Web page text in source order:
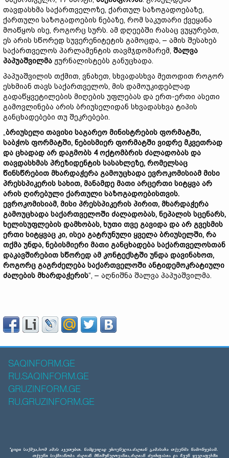
თავდასხმა საქართველოზე, ქართულ საზოგადოებაზე,
ქართული საზოგადოების ნებაზე, რომ საკუთარი ქვეყანა
მოაწყოს ისე, როგორც სურს. ამ დღეებში რასაც ვუყურებთ,
ეს არის სწორედ სუვერენიტეტის გამოცდა, – ამის შესახებ
საქართველოს პარლამენტის თავმჯდომარემ, შალვა
პაპუაშვილმა ჟურნალისტებს განუცხადა.
პაპუაშვილის თქმით, ვნახეთ, სხვადასხვა მეთოდით როგორ
ესხმიან თავს საქართველოს, მის დამოუკიდებლად
გადაწყვეტილების მიღების უფლებას და ერთ-ერთი ასეთი
გამოვლინება არის ბრიუსელიდან სხვადასხვა ტიპის
განცხადებები თუ შეკრებები.
„ბრიუსელი თავისი საგარეო მინისტრების ფორმატში,
საბჭოს ფორმატში, ნებისმიერ ფორმატში ვიდრე მკვეთრად
და ცხადად არ დაგმობს 4 ოქტომბრის ძალადობას და
თავდასხმას პრეზიდენტის სასახლეზე, რომელსაც
წინსწრებით მხარდაჭერა გამოუცხადა ევროკომისიამ მისი
პრესსპიკერის სახით, მანამდე მათი არცერთი სიტყვა არ
არის ღირებული ქართული საზოგადოებისთვის.
ევროკომისიამ, მისი პრესსპიკერის პირით, მხარდაჭერა
გამოუცხადა საქართველოში ძალადობას, ნეპალის სცენარს,
ხელისუფლების დამხობას, ხუთი თვე გავიდა და არ გვესმის
ერთი სიტყვაც კი, ისეა გატრუნული ყველა ბრიუსელში, რა
თქმა უნდა, ნებისმიერი მათი განცხადება საქართველოსთან
დაკავშირებით სწორედ ამ კონტექსტში უნდა დავინახოთ,
როგორც გაგრძელება საქართველოში ანტიდემოკრატიული
ძალების მხარდაჭერის“, – აღნიშნა შალვა პაპუაშვილმა.
SAQINFORM.GE
RU.SAQINFORM.GE
GRUZINFORM.GE
RU.GRUZINFORM.GE